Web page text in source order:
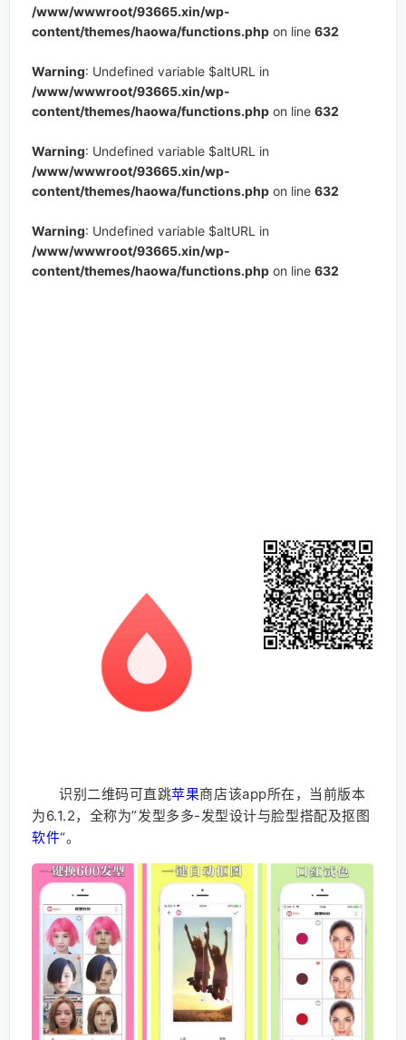
/www/wwwroot/93665.xin/wp-
content/themes/haowa/functions.php on line 632
Warning: Undefined variable $altURL in
/www/wwwroot/93665.xin/wp-
content/themes/haowa/functions.php on line 632
Warning: Undefined variable $altURL in
/www/wwwroot/93665.xin/wp-
content/themes/haowa/functions.php on line 632
Warning: Undefined variable $altURL in
/www/wwwroot/93665.xin/wp-
content/themes/haowa/functions.php on line 632
识别二维码可直跳苹果商店该app所在，当前版本
为6.1.2，全称为”发型多多-发型设计与脸型搭配及抠图
软件“。